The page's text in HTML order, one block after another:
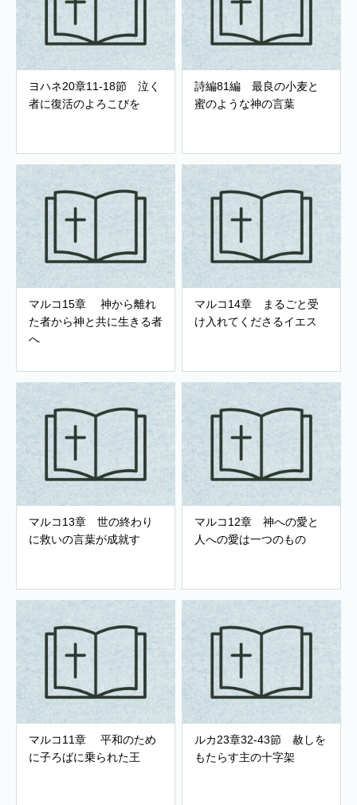
ヨハネ20章11-18節 泣く
者に復活のよろこびを
詩編81編 最良の小麦と
蜜のような神の言葉
マルコ15章 神から離れ
た者から神と共に生きる者
へ
マルコ14章 まるごと受
け入れてくださるイエス
マルコ13章 世の終わり
に救いの言葉が成就す
マルコ12章 神への愛と
人への愛は一つのもの
マルコ11章 平和のため
に子ろばに乗られた王
ルカ23章32-43節 赦しを
もたらす主の十字架